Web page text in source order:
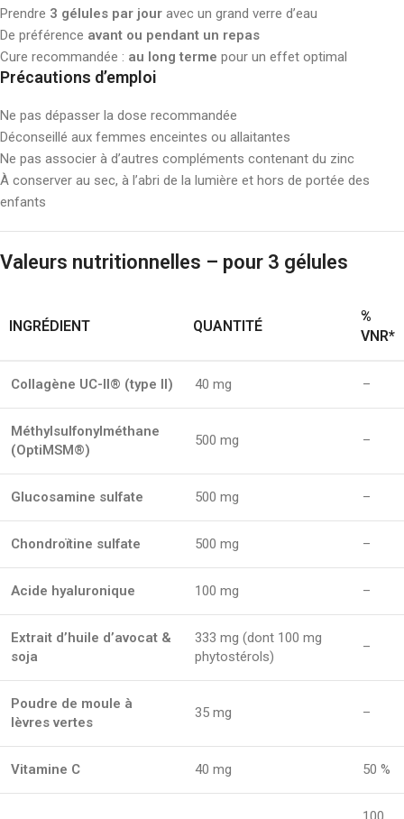
Prendre 3 gélules par jour avec un grand verre d’eau
De préférence avant ou pendant un repas
Cure recommandée : au long terme pour un effet optimal
Précautions d’emploi
Ne pas dépasser la dose recommandée
Déconseillé aux femmes enceintes ou allaitantes
Ne pas associer à d’autres compléments contenant du zinc
À conserver au sec, à l’abri de la lumière et hors de portée des
enfants
Valeurs nutritionnelles – pour 3 gélules
INGRÉDIENT QUANTITÉ
%
VNR*
Collagène UC-II® (type II) 40 mg –
Méthylsulfonylméthane
(OptiMSM®)
500 mg –
Glucosamine sulfate 500 mg –
Chondroïtine sulfate 500 mg –
Acide hyaluronique 100 mg –
Extrait d’huile d’avocat &
soja
333 mg (dont 100 mg
phytostérols)
–
Poudre de moule à
lèvres vertes
35 mg –
Vitamine C 40 mg 50 %